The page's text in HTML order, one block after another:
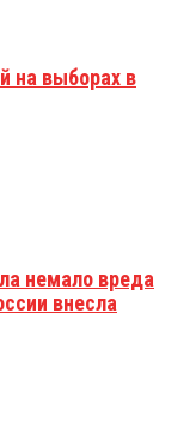
на выборах в
немало вреда
внесла